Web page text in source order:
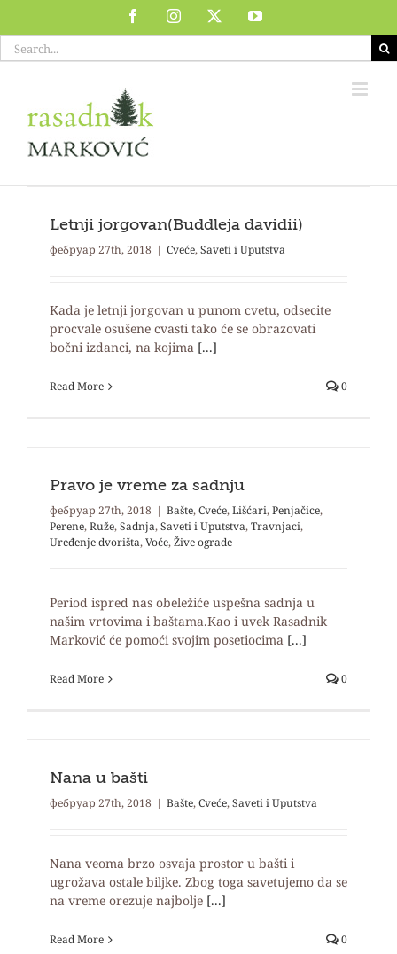
content
FacebookInstagram YouTube
Search
for:
Letnji jorgovan(Buddleja davidii)
фебруар 27th, 2018 | Cveće,Saveti i Uputstva
Kada je letnji jorgovan u punom cvetu, odsecite
procvale osušene cvasti tako će se obrazovati
bočni izdanci, na kojima [...]
Read More 0
Pravo je vreme za sadnju
фебруар 27th, 2018 | Bašte,Cveće,Lišćari,Penjačice,
Perene,Ruže,Sadnja,Saveti i Uputstva,Travnjaci,
Uređenje dvorišta,Voće,Žive ograde
Period ispred nas obeležiće uspešna sadnja u
našim vrtovima i baštama.Kao i uvek Rasadnik
Marković će pomoći svojim posetiocima [...]
Read More 0
Nana u bašti
фебруар 27th, 2018 | Bašte,Cveće,Saveti i Uputstva
Nana veoma brzo osvaja prostor u bašti i
ugrožava ostale biljke. Zbog toga savetujemo da se
na vreme orezuje najbolje [...]
Read More 0